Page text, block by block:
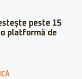
peste 15
platformă de